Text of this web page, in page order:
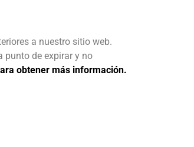
a nuestro sitio web.
punto de expirar y no
obtener más información.